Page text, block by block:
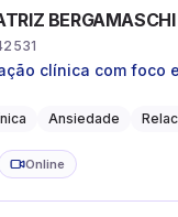
clínica com foco
Ansiedade
Online